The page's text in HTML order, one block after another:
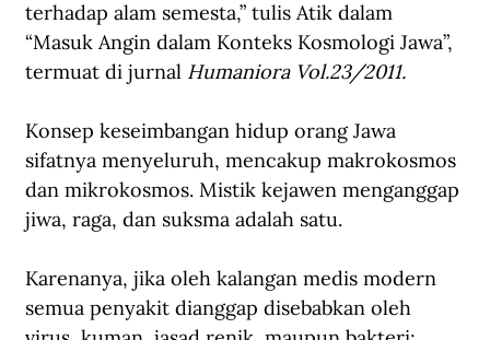
terhadap alam semesta,” tulis Atik dalam
“Masuk Angin dalam Konteks Kosmologi Jawa”,
termuat di jurnal Humaniora Vol.23/2011.
Konsep keseimbangan hidup orang Jawa
sifatnya menyeluruh, mencakup makrokosmos
dan mikrokosmos. Mistik kejawen menganggap
jiwa, raga, dan suksma adalah satu.
Karenanya, jika oleh kalangan medis modern
semua penyakit dianggap disebabkan oleh